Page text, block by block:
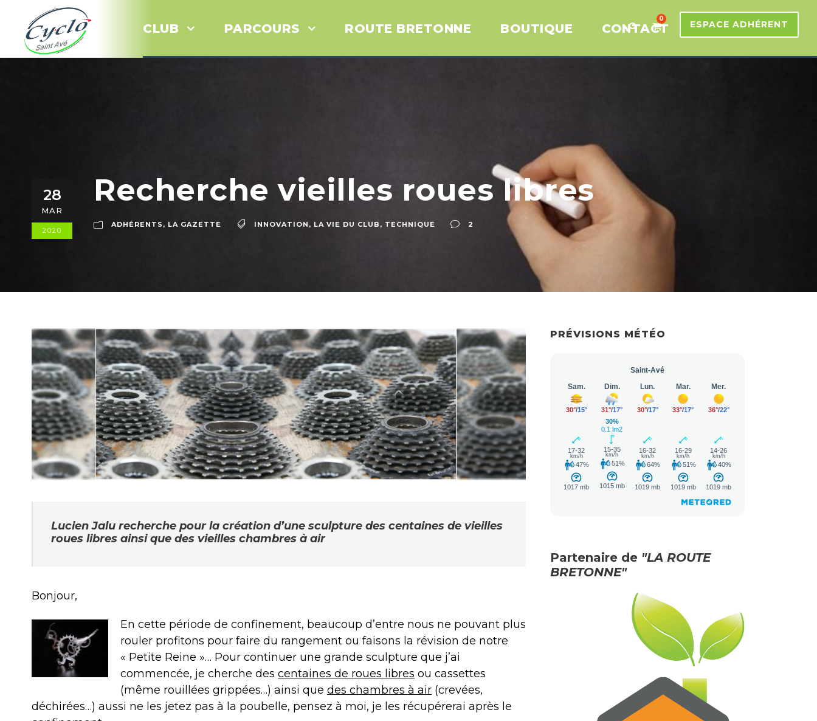
CLUB PARCOURS ROUTE BRETONNE BOUTIQUE CONTACT
0
ESPACE ADHÉRENT
28
MAR
2020
Recherche vieilles roues libres
ADHÉRENTS , LA GAZETTE INNOVATION , LA VIE DU CLUB , TECHNIQUE 2
Lucien Jalu recherche pour la création d’une sculpture des centaines de vieilles
roues libres ainsi que des vieilles chambres à air
Bonjour,
En cette période de confinement, beaucoup d’entre nous ne pouvant plus
rouler profitons pour faire du rangement ou faisons la révision de notre
« Petite Reine »… Pour continuer une grande sculpture que j’ai
commencée, je cherche des centaines de roues libres ou cassettes
(même rouillées grippées…) ainsi que des chambres à air (crevées,
déchirées…) aussi ne les jetez pas à la poubelle, pensez à moi, je les récupérerai après le
PRÉVISIONS MÉTÉO
Partenaire de "LA ROUTE
BRETONNE"